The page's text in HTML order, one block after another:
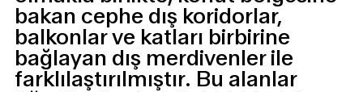
bakan cephe dış koridorlar,
balkonlar ve katları birbirine
bağlayan dış merdivenler ile
farklılaştırılmıştır. Bu alanlar